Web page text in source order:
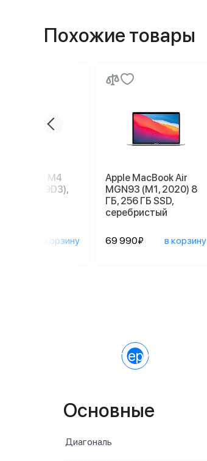
Похожие товары
Mac mini M4
ГБ (MU9D3),
в корзину
Apple MacBook Air
MGN93 (M1, 2020) 8
ГБ, 256 ГБ SSD,
серебристый
69 990₽ в корзину
Характеристики
Основные
Диагональ